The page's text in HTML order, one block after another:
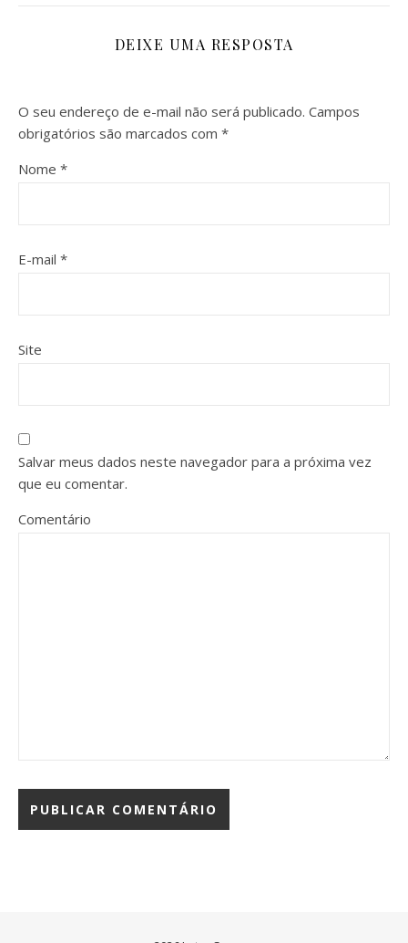
DEIXE UMA RESPOSTA
O seu endereço de e-mail não será publicado. Campos
obrigatórios são marcados com *
Nome *
E-mail *
Site
Salvar meus dados neste navegador para a próxima vez
que eu comentar.
Comentário